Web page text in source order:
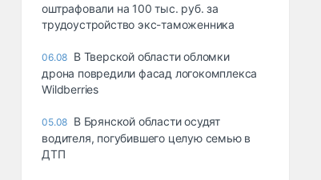
оштрафовали на 100 тыс. руб. за
трудоустройство экс-таможенника
06.08 В Тверской области обломки
дрона повредили фасад логокомплекса
Wildberries
05.08 В Брянской области осудят
водителя, погубившего целую семью в
ДТП